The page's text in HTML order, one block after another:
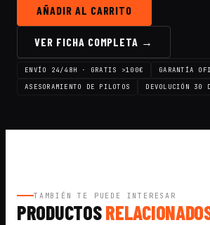
AÑADIR AL CARRITO
VER FICHA COMPLETA →
ENVÍO 24/48H · GRATIS >100€
GARANTÍA
ASESORAMIENTO DE PILOTOS
DEVOLUCIÓN 30
TAMBIÉN TE PUEDE INTERESAR
PRODUCTOS